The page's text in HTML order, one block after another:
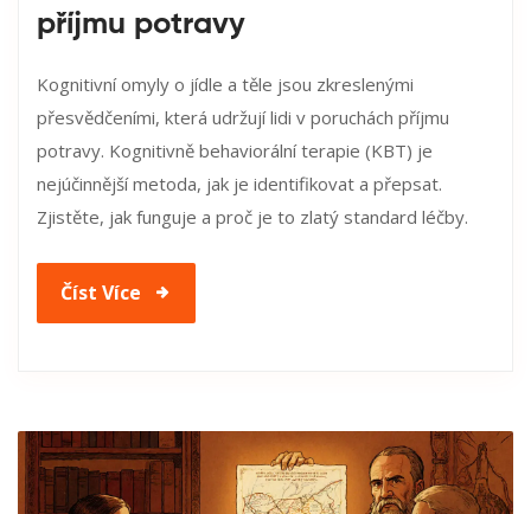
příjmu potravy
Kognitivní omyly o jídle a těle jsou zkreslenými
přesvědčeními, která udržují lidi v poruchách příjmu
potravy. Kognitivně behaviorální terapie (KBT) je
nejúčinnější metoda, jak je identifikovat a přepsat.
Zjistěte, jak funguje a proč je to zlatý standard léčby.
Číst Více